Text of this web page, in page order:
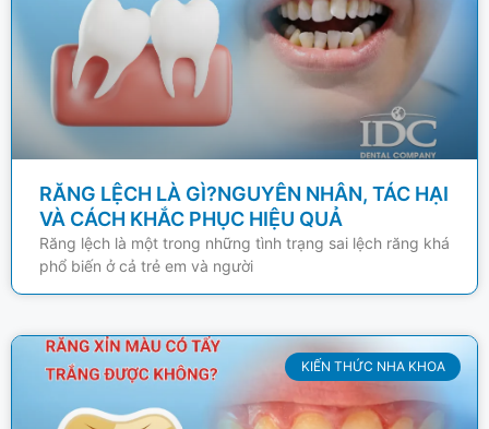
RĂNG LỆCH LÀ GÌ?NGUYÊN NHÂN, TÁC HẠI
VÀ CÁCH KHẮC PHỤC HIỆU QUẢ
Răng lệch là một trong những tình trạng sai lệch răng khá
phổ biến ở cả trẻ em và người
KIẾN THỨC NHA KHOA